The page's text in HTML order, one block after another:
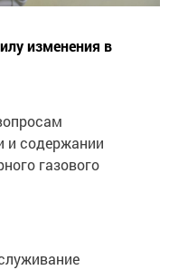
изменения в
и содержании
газового